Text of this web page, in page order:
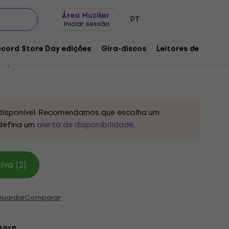
Área Muziker
Iniciar sessão PT
Store Day edições Gira-discos Leitores de música
Can She Be? (LP)
produto:
Recomendamos que escolha um
um alerta de disponibilidade.
(2)
Comparar